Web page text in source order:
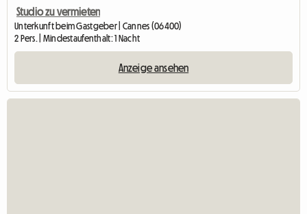
Studio zu vermieten
Unterkunft beim Gastgeber | Cannes (06400)
2 Pers. | Mindestaufenthalt: 1 Nacht
Anzeige ansehen